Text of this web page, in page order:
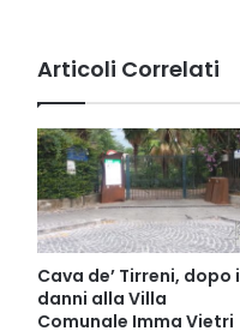
Articoli Correlati
Cava de’ Tirreni, dopo i
danni alla Villa
Comunale Imma Vietri